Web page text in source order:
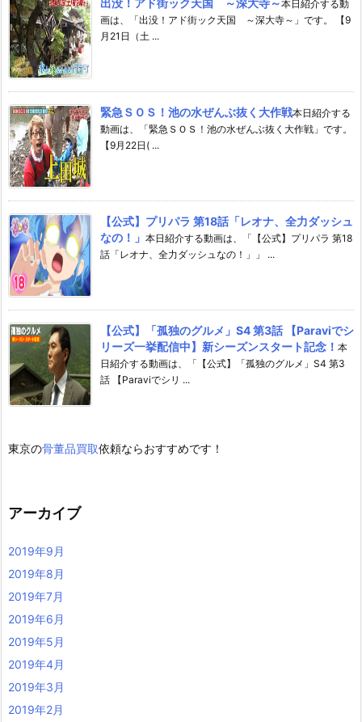
出没！アド街ック天国 ～深大寺～本日紹介する動
画は、「出没！アド街ック天国 ～深大寺～」です。 【9
月21日（土 ...
緊急ＳＯＳ！池の水ぜんぶ抜く大作戦本日紹介する
動画は、「緊急ＳＯＳ！池の水ぜんぶ抜く大作戦」です。
【9月22日( ...
【公式】プリパラ 第18話「レオナ、全力ダッシュ
なの！」 本日紹介する動画は、「【公式】プリパラ 第18
話「レオナ、全力ダッシュなの！」」 ...
【公式】「孤独のグルメ」S4 第3話 【Paraviでシ
リーズ一挙配信中】新シーズンスタート記念！ 本
日紹介する動画は、「【公式】「孤独のグルメ」S4 第3
話 【Paraviでシリ ...
東京の骨董品買取依頼ならおすすめです！
アーカイブ
2019年9月
2019年8月
2019年7月
2019年6月
2019年5月
2019年4月
2019年3月
2019年2月